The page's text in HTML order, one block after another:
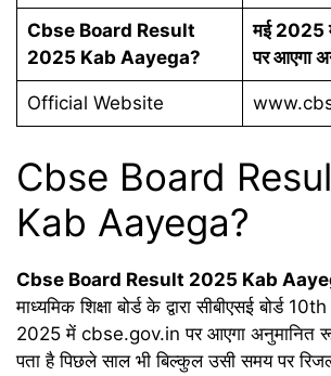
Cbse Board Result
2025 Kab Aayega?
मई 2025
पर आएगा
Official Website
Cbse Board
Kab Aayega?
Cbse Board Result 2025 Kab
माध्यमिक शिक्षा बोर्ड के द्वारा सीबीएसई बोर्ड
2025 में cbse.gov.in पर आएगा अनुमानित
पता है पिछले साल भी बिल्कुल उसी समय पर